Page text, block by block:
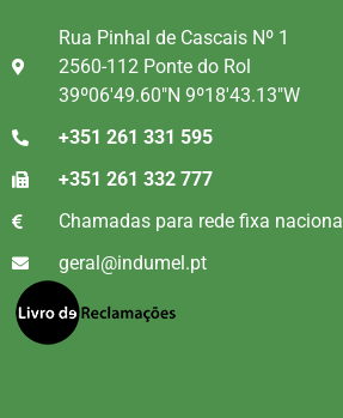
Rua Pinhal de Cascais Nº 1
2560-112 Ponte do Rol
39º06'49.60"N 9º18'43.13"W
+351 261 331 595
+351 261 332 777
Chamadas para rede fixa nacional
geral@indumel.pt